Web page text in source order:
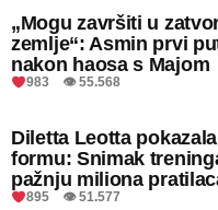
„Mogu završiti u
zemlje“: Asmin prvi
nakon haosa s Majom
983 👁 55.568
Diletta Leotta
formu: Snimak
pažnju miliona
895 👁 51.577